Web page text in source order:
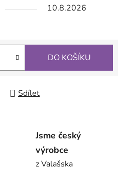
10.8.2026
DO KOŠÍKU
Sdílet
Jsme český
výrobce
z Valašska